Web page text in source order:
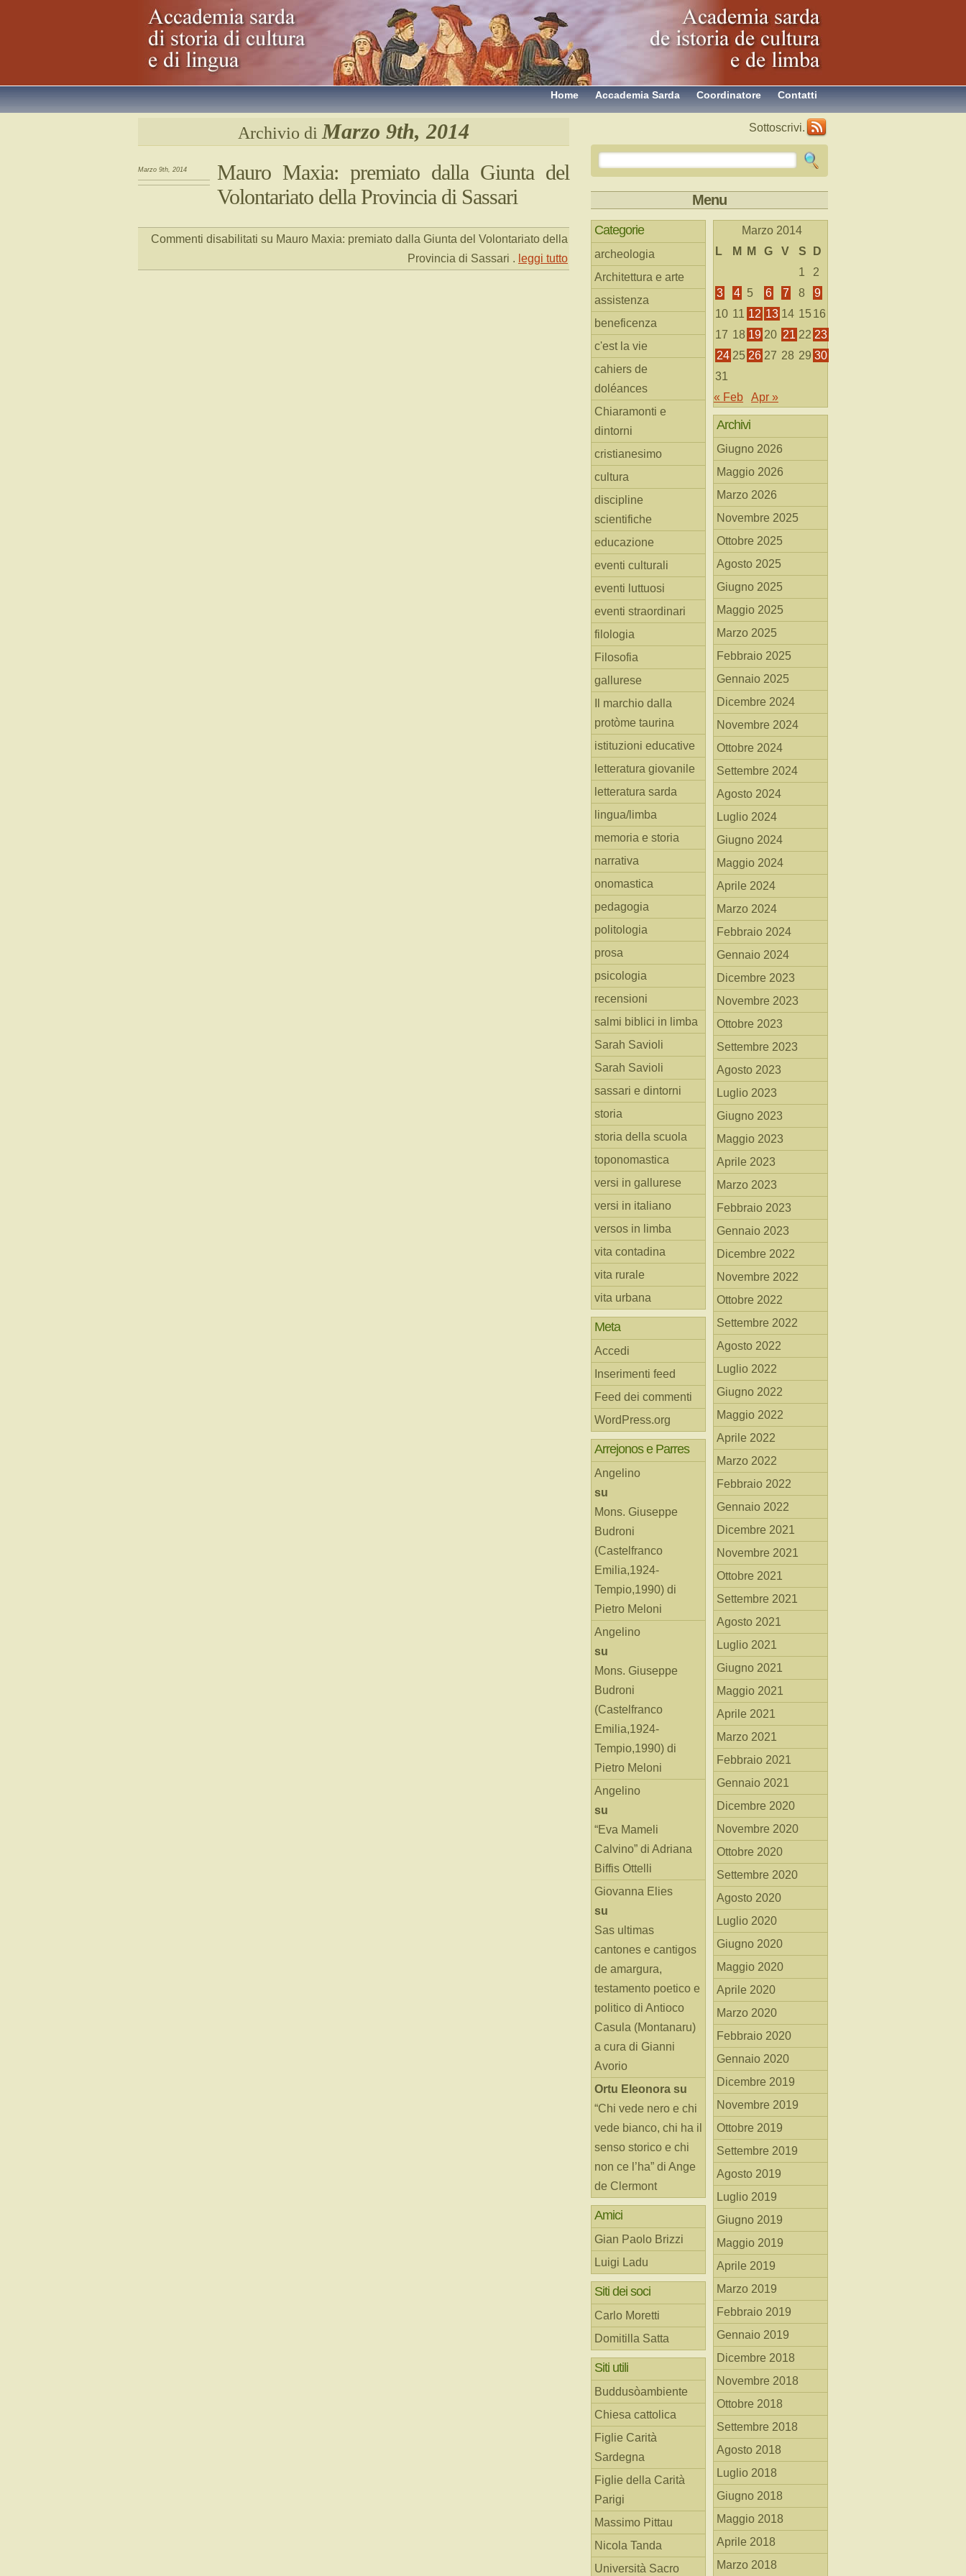
Contatti
Coordinatore
Accademia Sarda
Home
Archivio di Marzo 9th, 2014
Marzo 9th, 2014
Mauro Maxia: premiato dalla Giunta del
Volontariato della Provincia di Sassari
Commenti disabilitati su Mauro Maxia: premiato dalla Giunta del Volontariato della
Provincia di Sassari . leggi tutto
Sottoscrivi.
Menu
Categorie
archeologia
Architettura e arte
assistenza
beneficenza
c'est la vie
cahiers de
doléances
Chiaramonti e
dintorni
cristianesimo
cultura
discipline
scientifiche
educazione
eventi culturali
eventi luttuosi
eventi straordinari
filologia
Filosofia
gallurese
Il marchio dalla
protòme taurina
istituzioni educative
letteratura giovanile
letteratura sarda
lingua/limba
memoria e storia
narrativa
onomastica
pedagogia
politologia
prosa
psicologia
recensioni
salmi biblici in limba
Sarah Savioli
Sarah Savioli
sassari e dintorni
storia
storia della scuola
toponomastica
versi in gallurese
versi in italiano
versos in limba
vita contadina
vita rurale
vita urbana
Meta
Accedi
Inserimenti feed
Feed dei commenti
WordPress.org
Arrejonos e Parres
Angelino
su
Mons. Giuseppe
Budroni
(Castelfranco
Emilia,1924-
Tempio,1990) di
Pietro Meloni
Angelino
su
Mons. Giuseppe
Budroni
(Castelfranco
Emilia,1924-
Tempio,1990) di
Pietro Meloni
Angelino
su
“Eva Mameli
Calvino” di Adriana
Biffis Ottelli
Giovanna Elies
su
Sas ultimas
cantones e cantigos
de amargura,
testamento poetico e
politico di Antioco
Casula (Montanaru)
a cura di Gianni
Avorio
Ortu Eleonora su
“Chi vede nero e chi
vede bianco, chi ha il
senso storico e chi
non ce l’ha” di Ange
de Clermont
Amici
Gian Paolo Brizzi
Luigi Ladu
Siti dei soci
Carlo Moretti
Domitilla Satta
Siti utili
Buddusòambiente
Chiesa cattolica
Figlie Carità
Sardegna
Figlie della Carità
Parigi
Massimo Pittau
Nicola Tanda
Università Sacro
Marzo 2014
L
M M G V S
D
1
2
3
4 5 6 7 8
9
10 11 12 13 14 15 16
17 18 19 20 21 22 23
24 25 26 27 28 29 30
31
« Feb
Apr »
Archivi
Giugno 2026
Maggio 2026
Marzo 2026
Novembre 2025
Ottobre 2025
Agosto 2025
Giugno 2025
Maggio 2025
Marzo 2025
Febbraio 2025
Gennaio 2025
Dicembre 2024
Novembre 2024
Ottobre 2024
Settembre 2024
Agosto 2024
Luglio 2024
Giugno 2024
Maggio 2024
Aprile 2024
Marzo 2024
Febbraio 2024
Gennaio 2024
Dicembre 2023
Novembre 2023
Ottobre 2023
Settembre 2023
Agosto 2023
Luglio 2023
Giugno 2023
Maggio 2023
Aprile 2023
Marzo 2023
Febbraio 2023
Gennaio 2023
Dicembre 2022
Novembre 2022
Ottobre 2022
Settembre 2022
Agosto 2022
Luglio 2022
Giugno 2022
Maggio 2022
Aprile 2022
Marzo 2022
Febbraio 2022
Gennaio 2022
Dicembre 2021
Novembre 2021
Ottobre 2021
Settembre 2021
Agosto 2021
Luglio 2021
Giugno 2021
Maggio 2021
Aprile 2021
Marzo 2021
Febbraio 2021
Gennaio 2021
Dicembre 2020
Novembre 2020
Ottobre 2020
Settembre 2020
Agosto 2020
Luglio 2020
Giugno 2020
Maggio 2020
Aprile 2020
Marzo 2020
Febbraio 2020
Gennaio 2020
Dicembre 2019
Novembre 2019
Ottobre 2019
Settembre 2019
Agosto 2019
Luglio 2019
Giugno 2019
Maggio 2019
Aprile 2019
Marzo 2019
Febbraio 2019
Gennaio 2019
Dicembre 2018
Novembre 2018
Ottobre 2018
Settembre 2018
Agosto 2018
Luglio 2018
Giugno 2018
Maggio 2018
Aprile 2018
Marzo 2018